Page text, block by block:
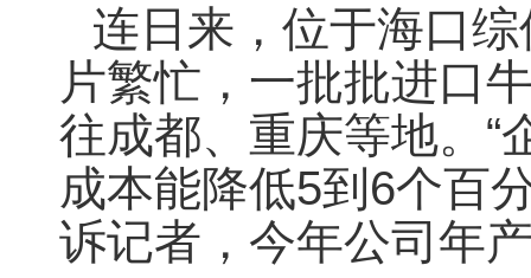
连日来，位于海口
片繁忙，一批批进口
往成都、重庆等地。“
成本能降低5到6个百
诉记者，今年公司年